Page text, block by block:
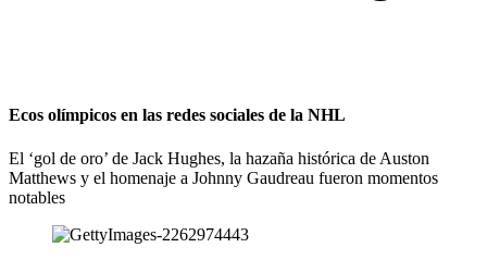
Ecos olímpicos en las redes sociales de la NHL
El ‘gol de oro’ de Jack Hughes, la hazaña histórica de Auston
Matthews y el homenaje a Johnny Gaudreau fueron momentos
notables